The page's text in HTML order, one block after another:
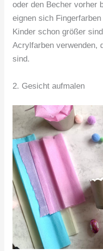
oder den Becher vorher
eignen sich
Kinder schon größer
Acrylfarben verwenden,
sind.
2. Gesicht aufmalen